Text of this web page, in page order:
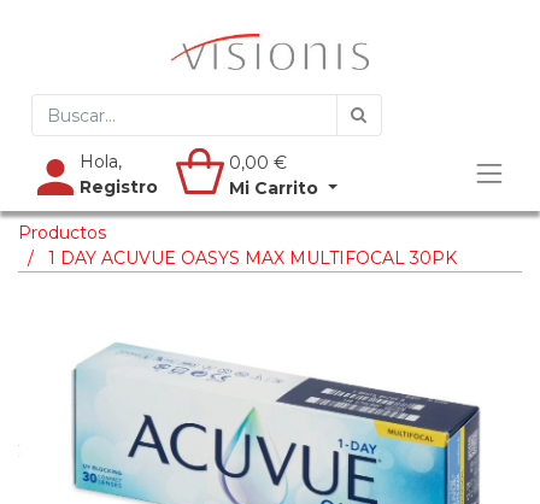
Hola,
Registro
0,00 €
Mi Carrito
Productos
1 DAY ACUVUE OASYS MAX MULTIFOCAL 30PK